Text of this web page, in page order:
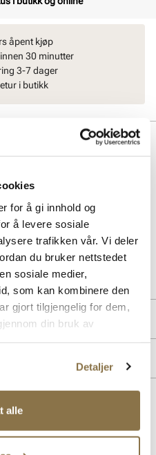
for å gi innhold og
å levere sosiale
trafikken vår. Vi deler
du bruker nettstedet
sosiale medier,
som kan kombinere den
gjort tilgjengelig for dem,
din bruk av
Detaljer
alle
åpent kjøp
30 minutter
3-7 dager
i butikk
Den syntetiske overdelen
slitesterke, luktfrie og